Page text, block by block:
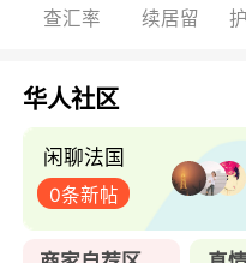
查汇率 续居留
华人社区
闲聊法国
0条新帖